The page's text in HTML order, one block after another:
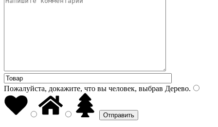
Пожалуйста, докажите, что вы человек, выбрав Дерево.